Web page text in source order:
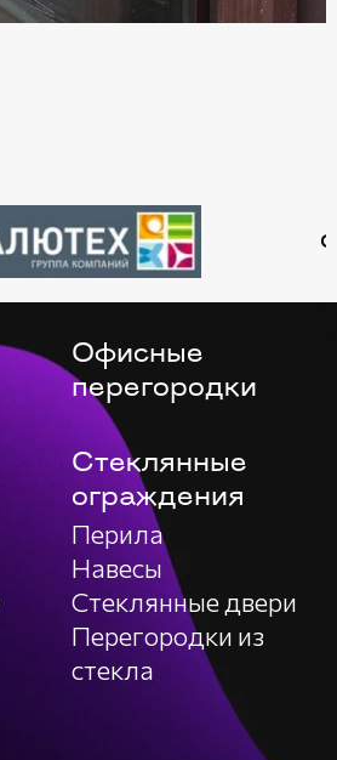
Офисные
перегородки
Стеклянные
ограждения
Перила
Навесы
Стеклянные двери
Перегородки из
стекла